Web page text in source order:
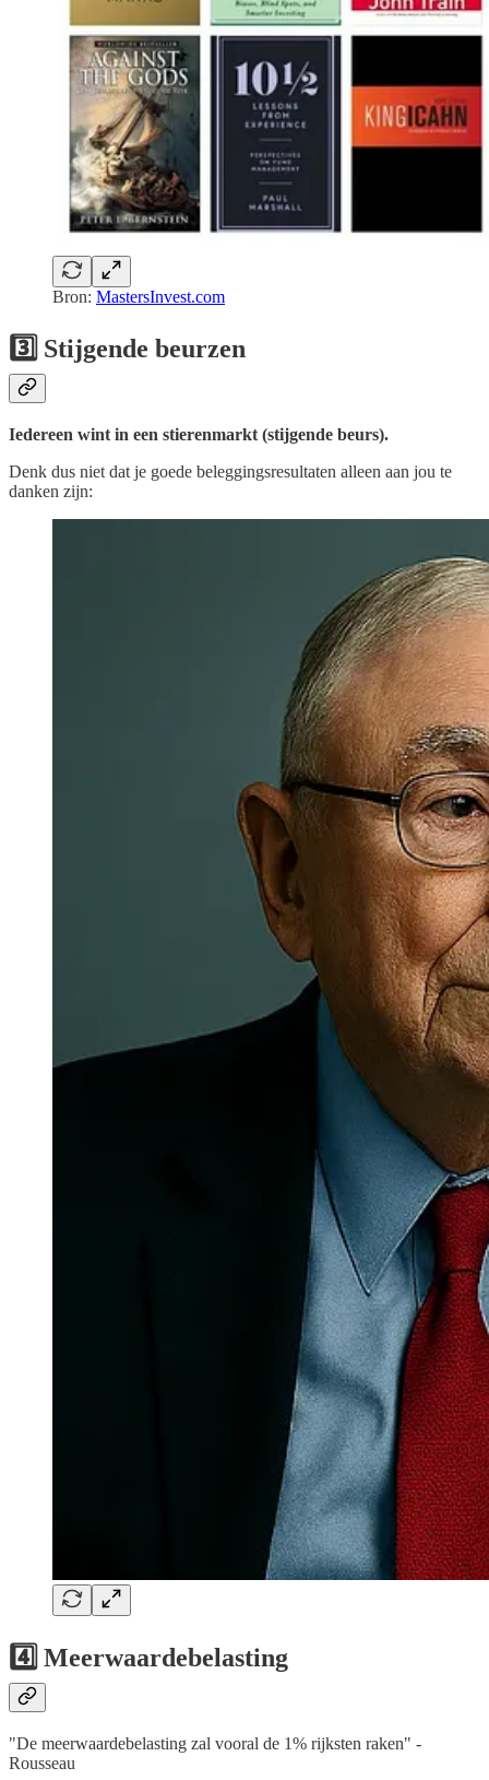
Bron: MastersInvest.com
3️⃣ Stijgende beurzen
Iedereen wint in een stierenmarkt (stijgende beurs).
Denk dus niet dat je goede beleggingsresultaten alleen aan jou te
danken zijn:
4️⃣ Meerwaardebelasting
"De meerwaardebelasting zal vooral de 1% rijksten raken" -
Rousseau